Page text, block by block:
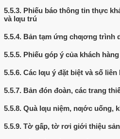
5.5.3. Phiếu báo thông tin thực
và lƣu trú
5.5.4. Bản tạm ứng chƣơng trình
5.5.5. Phiếu góp ý của khách hàng
5.5.6. Các lƣu ý đặt biệt và số liên
5.5.7. Bản đón đoàn, các trang
5.5.8. Quà lƣu niệm, nƣớc uống,
5.5.9. Tờ gấp, tờ rơi giới thiệu